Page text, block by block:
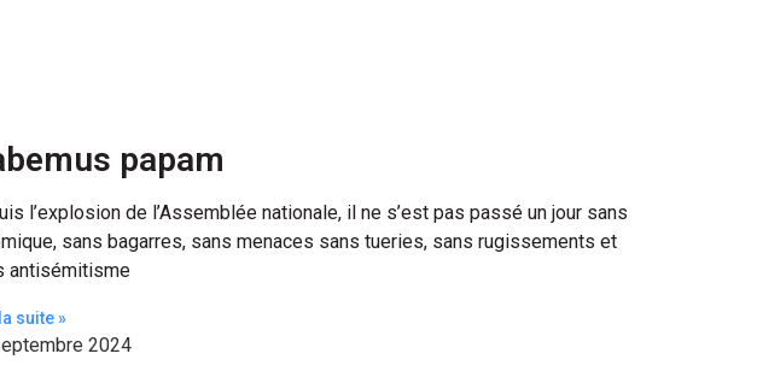
papam
l’explosion de l’Assemblée nationale, il ne s’est pas passé un jour sans
sans bagarres, sans menaces sans tueries, sans rugissements et
antisémitisme
suite »
2024